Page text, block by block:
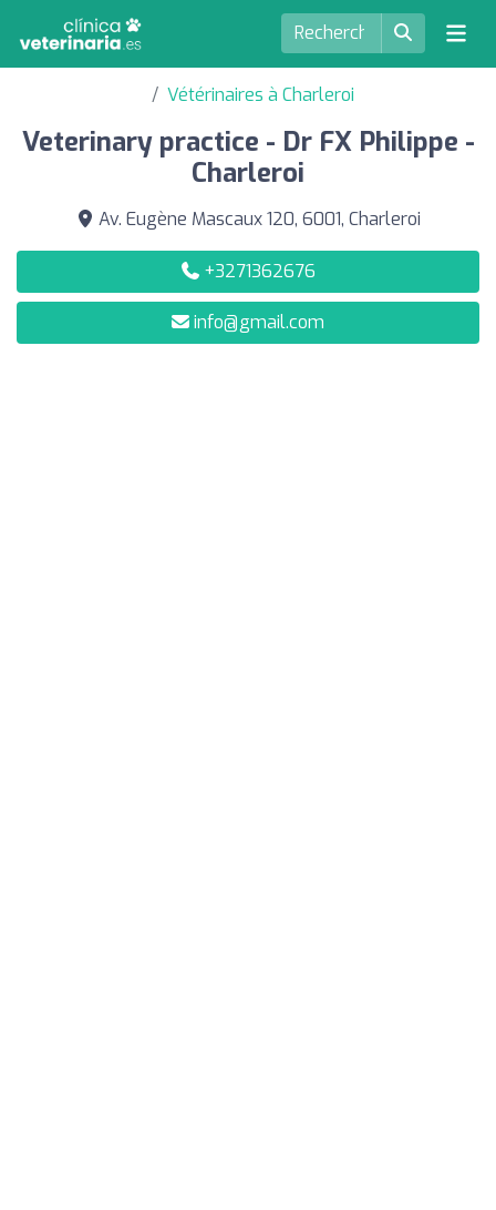
Vétérinaires à Charleroi
Veterinary practice - Dr FX Philippe -
Charleroi
Av. Eugène Mascaux 120, 6001, Charleroi
+3271362676
info@gmail.com